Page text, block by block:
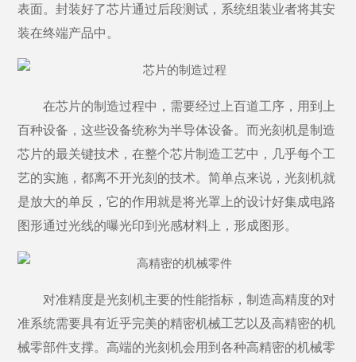
表面。封装好了芯片通过后段测试，系统组装业者将其安
装在终端产品中。
在芯片的制造过程中，需要经过上百道工序，用到上
百种设备，这些设备统称为半导体设备。而光刻机是制造
芯片的最关键技术，在整个芯片制造工艺中，几乎每个工
艺的实施，都离不开光刻的技术。简单点来说，光刻机就
是放大的单反，它的作用就是将光罩上的设计好集成电路
图形通过光线的曝光印到光感材料上，形成图形。
对准精度是光刻机主要的性能指标，制造高精度的对
准系统需要具有近乎完美的精密机械工艺以及高精密的机
械零部件支撑。高端的光刻机会用到各种高精密的机械零